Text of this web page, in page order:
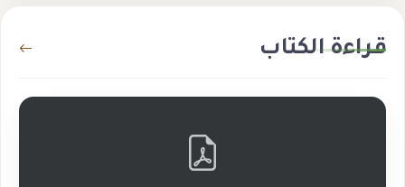
قراءة الكتاب